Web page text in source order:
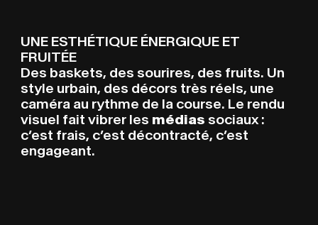
UNE ESTHÉTIQUE ÉNERGIQUE ET
FRUITÉE
Des baskets, des sourires, des fruits. Un
style urbain, des décors très réels, une
caméra au rythme de la course. Le rendu
visuel fait vibrer les médias sociaux :
c’est frais, c’est décontracté, c’est
engageant.